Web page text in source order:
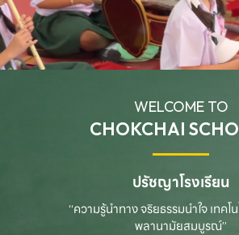
WELCOME TO
CHOKCHAI
ปรัชญาโรงเรียน
“ความรู้นำทาง จริยธรรมนำใจ เทคโ
พลานามัยสมบูรณ์”